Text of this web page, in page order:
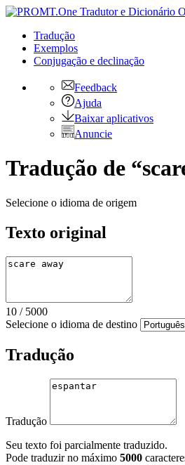
Tradução
Exemplos
Conjugação e declinação
Feedback
Ajuda
Baixar aplicativos
Anuncie
Tradução de
Selecione o idioma de origem
Texto original
10 / 5000
Selecione o idioma de destino
Tradução
Tradução
Seu texto foi parcialmente traduzido.
Pode traduzir no máximo 5000